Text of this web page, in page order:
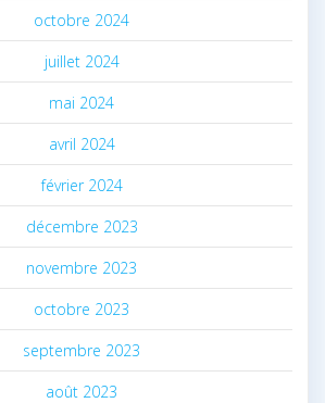
octobre 2024
juillet 2024
mai 2024
avril 2024
février 2024
décembre 2023
novembre 2023
octobre 2023
septembre 2023
août 2023